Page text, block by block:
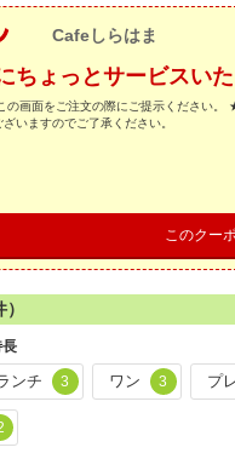
Cafeしらはま
ちょっとサービスい
画面をご注文の際にご提示ください。
いますのでご了承ください。
このクー
ンチ 3 ワン 3 プ